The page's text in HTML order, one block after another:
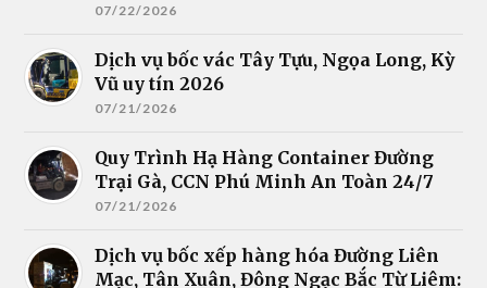
07/22/2026
Dịch vụ bốc vác Tây Tựu, Ngọa Long, Kỳ
Vũ uy tín 2026
07/21/2026
Quy Trình Hạ Hàng Container Đường
Trại Gà, CCN Phú Minh An Toàn 24/7
07/21/2026
Dịch vụ bốc xếp hàng hóa Đường Liên
Mạc, Tân Xuân, Đông Ngạc Bắc Từ Liêm: